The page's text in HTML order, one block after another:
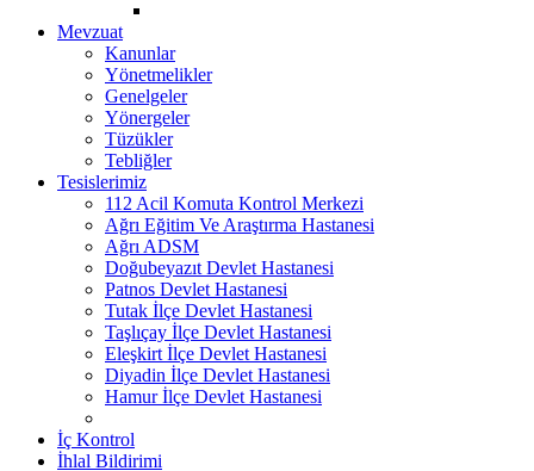
Mevzuat
Kanunlar
Yönetmelikler
Genelgeler
Yönergeler
Tüzükler
Tebliğler
Tesislerimiz
112 Acil Komuta Kontrol Merkezi
Ağrı Eğitim Ve Araştırma Hastanesi
Ağrı ADSM
Doğubeyazıt Devlet Hastanesi
Patnos Devlet Hastanesi
Tutak İlçe Devlet Hastanesi
Taşlıçay İlçe Devlet Hastanesi
Eleşkirt İlçe Devlet Hastanesi
Diyadin İlçe Devlet Hastanesi
Hamur İlçe Devlet Hastanesi
İç Kontrol
İhlal Bildirimi